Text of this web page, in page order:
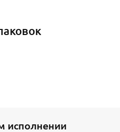
исполнении